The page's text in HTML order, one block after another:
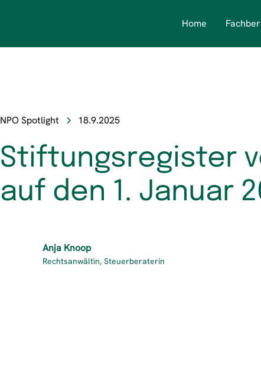
Home
NPO Spotlight 18.9.2025
Stiftungsregister
auf den 1. Januar
Anja Knoop
Rechtsanwältin, Steuerberaterin